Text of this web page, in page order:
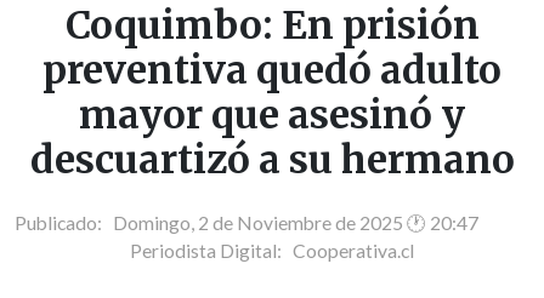
Coquimbo: En prisión
preventiva quedó adulto
mayor que asesinó y
descuartizó a su hermano
Publicado: Domingo, 2 de Noviembre de 2025 🕐 20:47
Periodista Digital: Cooperativa.cl